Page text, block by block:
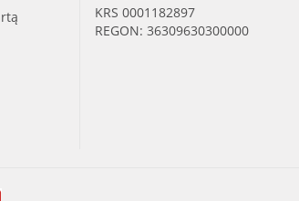
KRS 0001182897
REGON: 36309630300000